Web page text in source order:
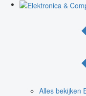
Alles bekijken